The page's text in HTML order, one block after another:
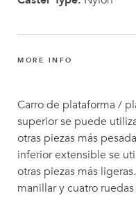
MORE INFO
Carro de plataforma /
superior se puede
otras piezas más
inferior extensible se
otras piezas más
manillar y cuatro